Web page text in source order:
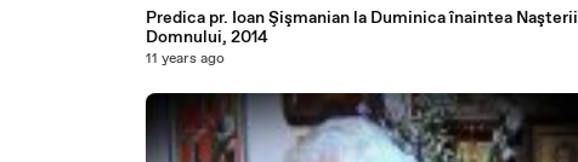
Predica pr. Ioan Şişmanian la Duminica înaintea Naşterii
Domnului, 2014
11 years ago